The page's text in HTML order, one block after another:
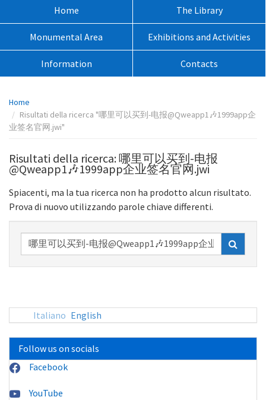
Home The Library
Monumental Area Exhibitions and Activities
Information Contacts
Percorso
pagina:
Home
Risultati della ricerca "哪里可以买到-电报@Qweapp1🎶1999app企
业签名官网.jwi"
Risultati della ricerca: 哪里可以买到-电报
@Qweapp1🎶1999app企业签名官网.jwi
Spiacenti, ma la tua ricerca non ha prodotto alcun risultato.
Prova di nuovo utilizzando parole chiave differenti.
Ricerca
nel
sito:
Italiano English
Follow us on socials
Facebook
YouTube